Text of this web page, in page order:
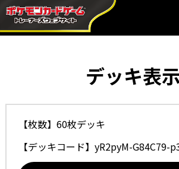
デッキ表
【枚数】60枚デッキ
【デッキコード】 yR2pyM-G84C79-